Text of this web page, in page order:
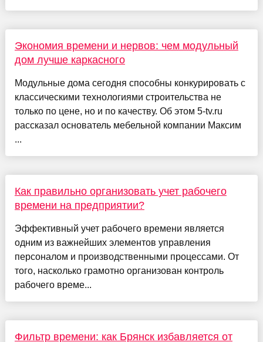
Экономия времени и нервов: чем модульный
дом лучше каркасного
Модульные дома сегодня способны конкурировать с
классическими технологиями строительства не
только по цене, но и по качеству. Об этом 5-tv.ru
рассказал основатель мебельной компании Максим
...
Как правильно организовать учет рабочего
времени на предприятии?
Эффективный учет рабочего времени является
одним из важнейших элементов управления
персоналом и производственными процессами. От
того, насколько грамотно организован контроль
рабочего време...
Фильтр времени: как Брянск избавляется от